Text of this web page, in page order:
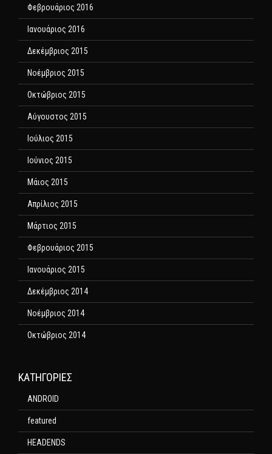
Φεβρουάριος 2016
Ιανουάριος 2016
Δεκέμβριος 2015
Νοέμβριος 2015
Οκτώβριος 2015
Αύγουστος 2015
Ιούλιος 2015
Ιούνιος 2015
Μάιος 2015
Απρίλιος 2015
Μάρτιος 2015
Φεβρουάριος 2015
Ιανουάριος 2015
Δεκέμβριος 2014
Νοέμβριος 2014
Οκτώβριος 2014
KΑΤΗΓΟΡΊΕΣ
ANDROID
featured
HEADENDS